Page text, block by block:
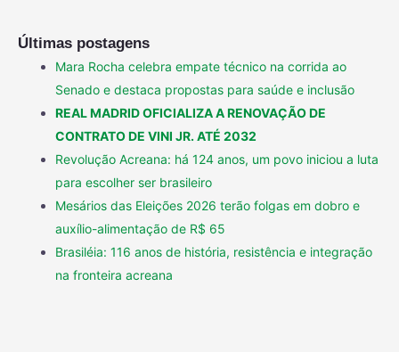
Últimas postagens
Mara Rocha celebra empate técnico na corrida ao
Senado e destaca propostas para saúde e inclusão
REAL MADRID OFICIALIZA A RENOVAÇÃO DE
CONTRATO DE VINI JR. ATÉ 2032
Revolução Acreana: há 124 anos, um povo iniciou a luta
para escolher ser brasileiro
Mesários das Eleições 2026 terão folgas em dobro e
auxílio-alimentação de R$ 65
Brasiléia: 116 anos de história, resistência e integração
na fronteira acreana